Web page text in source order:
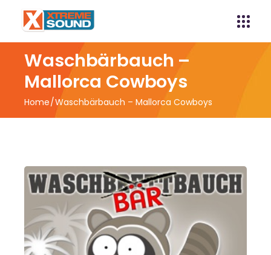
Waschbärbauch –
Mallorca Cowboys
Home Waschbärbauch – Mallorca Cowboys